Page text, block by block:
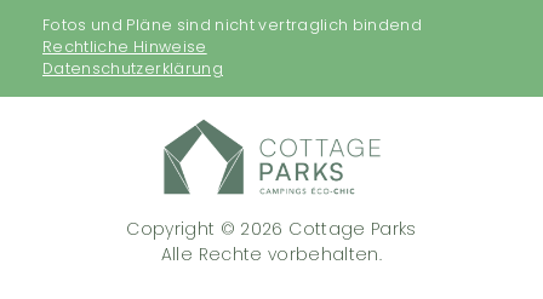
Fotos und Pläne sind nicht vertraglich bindend
Rechtliche Hinweise
Datenschutzerklärung
Copyright © 2026 Cottage Parks
Alle Rechte vorbehalten.